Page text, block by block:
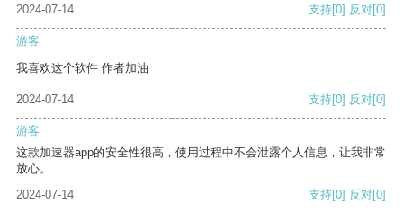
2024-07-14 支持[0] 反对[0]
游客
我喜欢这个软件 作者加油
2024-07-14 支持[0] 反对[0]
游客
这款加速器app的安全性很高，使用过程中不会泄露个人信息，让我非常
放心。
2024-07-14
支持[0] 反对[0]